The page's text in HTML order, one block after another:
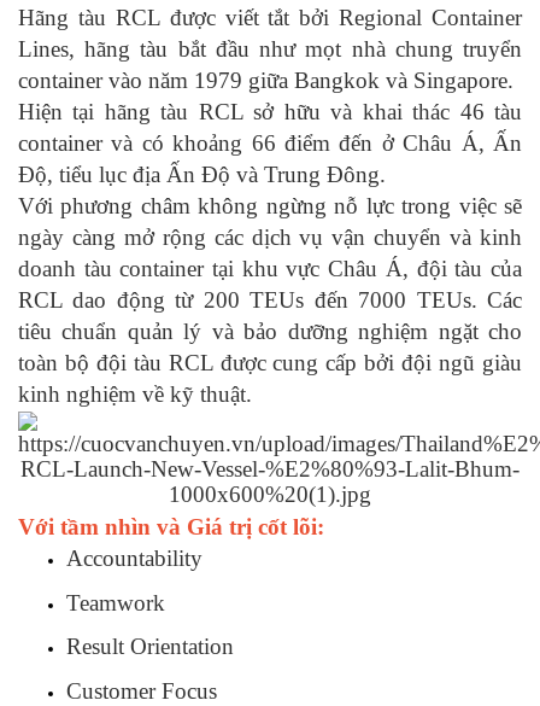
Hãng tàu RCL được viết tắt bởi Regional Container
Lines, hãng tàu bắt đầu như mọt nhà chung truyển
container vào năm 1979 giữa Bangkok và Singapore.
Hiện tại hãng tàu RCL sở hữu và khai thác 46 tàu
container và có khoảng 66 điểm đến ở Châu Á, Ấn
Độ, tiểu lục địa Ấn Độ và Trung Đông.
Với phương châm không ngừng nỗ lực trong việc sẽ
ngày càng mở rộng các dịch vụ vận chuyển và kinh
doanh tàu container tại khu vực Châu Á, đội tàu của
RCL dao động từ 200 TEUs đến 7000 TEUs. Các
tiêu chuẩn quản lý và bảo dưỡng nghiệm ngặt cho
toàn bộ đội tàu RCL được cung cấp bởi đội ngũ giàu
kinh nghiệm về kỹ thuật.
Với tầm nhìn và Giá trị cốt lõi:
Accountability
Teamwork
Result Orientation
Customer Focus